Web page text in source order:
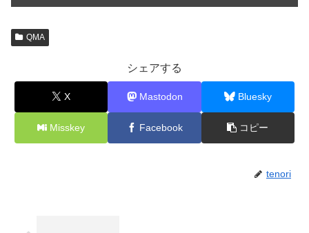
QMA
シェアする
X Mastodon Bluesky
Misskey Facebook コピー
tenori